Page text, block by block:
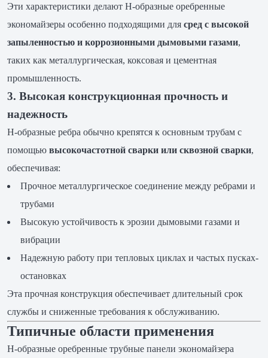
Эти характеристики делают H-образные оребренные
экономайзеры особенно подходящими для сред с высокой
запыленностью и коррозионными дымовыми газами,
таких как металлургическая, коксовая и цементная
промышленность.
3. Высокая конструкционная прочность и
надежность
H-образные ребра обычно крепятся к основным трубам с
помощью высокочастотной сварки или сквозной сварки,
обеспечивая:
Прочное металлургическое соединение между ребрами и
трубами
Высокую устойчивость к эрозии дымовыми газами и
вибрации
Надежную работу при тепловых циклах и частых пусках-
остановках
Эта прочная конструкция обеспечивает длительный срок
службы и сниженные требования к обслуживанию.
Типичные области применения
H-образные оребренные трубные панели экономайзера